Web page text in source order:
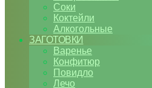
Соки
Коктейли
Алкогольные
ЗАГОТОВКИ
Варенье
Конфитюр
Повидло
Лечо